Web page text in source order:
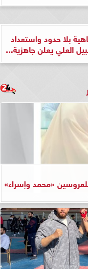
بلا حدود واستعداد
العلي يعلن جاهزية...
«محمد وإسراء»